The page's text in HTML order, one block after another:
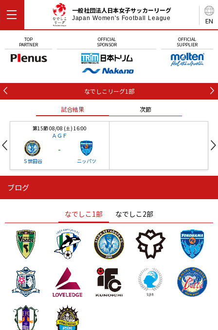
EN
一般社団法人日本女子サッカーリーグ
Japan Women's Football League
TOP
PARTNER
OFFICIAL
SPONSOR
OFFICIAL
SUPPLIER
なでしこリーグ1部
試合結果 次節
第15節 08/08 (土) 16:00
ＡＧＦ
Ｓ世田谷
-
ニッパツ
ニッパツ
ニッパツ 名古屋
石人の星
静岡 愛媛Ｌ
ブログ
なでしこ1部 なでしこ2部